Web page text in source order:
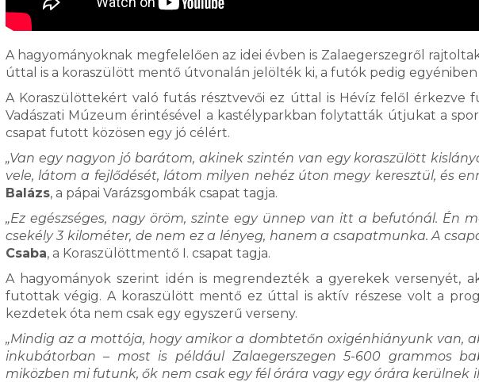
A hagyományoknak megfelelően az idei évben is Zalaegerszegről
úttal is a koraszülött mentő útvonalán jelölték ki, a futók pedig
A Koraszülöttekért való futás résztvevői ez úttal is Hévíz felől érkezve
Vadászati Múzeum érintésével a kastélyparkban folytatták útjukat a
csapat futott közösen egy jó célért.
„Van egy nagyon jó barátom, akinek szintén van egy koraszülött
vele, látom a fejlődését, látom milyen nehéz úton megy keresztül, és
Balázs, a pápai Varázsgombák csapat tagja.
„Ez egészséges, nagy öröm, szinte egy ünnep van itt a befutónál. Én
csekély 3 kilométer, de nem ez a lényeg, hanem a csapatmunka. A
Csaba, a Koraszülöttmentő I. csapat tagja.
A hagyományok szerint idén is megrendezték a gyerekek versenyét,
futottak végig. A koraszülött mentő ez úttal is aktív részese volt a
kezdetek óta nem csak egy egyszerű verseny.
„Mindig az a mottója, hogy amikor a dombtetőn oxigénhiányunk van,
inkubátorban – most is például Zalaegerszegen 5-600 grammos
miközben mi futunk, ők nem csak egy fél órára vagy egy órára kerülnek